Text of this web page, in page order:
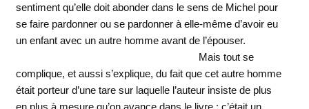
sentiment qu’elle doit abonder dans le sens de Michel pour
se faire pardonner ou se pardonner à elle-même d’avoir eu
un enfant avec un autre homme avant de l’épouser.
Mais tout se
complique, et aussi s’explique, du fait que cet autre homme
était porteur d’une tare sur laquelle l’auteur insiste de plus
en plus à mesure qu’on avance dans le livre : c’était un